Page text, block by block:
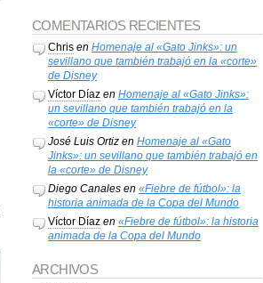
COMENTARIOS RECIENTES
Chrisen Homenaje al «Gato Jinks»: un
sevillano que también trabajó en la «corte»
de Disney
Víctor Díazen Homenaje al «Gato Jinks»:
un sevillano que también trabajó en la
«corte» de Disney
José Luis Ortizen Homenaje al «Gato
Jinks»: un sevillano que también trabajó en
la «corte» de Disney
Diego Canalesen «Fiebre de fútbol»: la
historia animada de la Copa del Mundo
Víctor Díazen «Fiebre de fútbol»: la historia
animada de la Copa del Mundo
ARCHIVOS